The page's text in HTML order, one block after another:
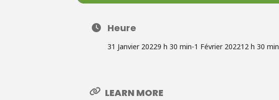
Heure
31 Janvier 20229 h 30 min-1 Février 202212 h 30 min
LEARN MORE